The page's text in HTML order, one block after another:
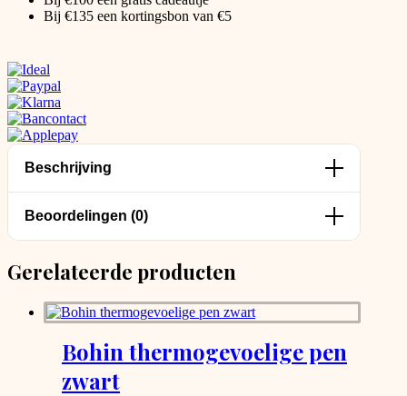
Bij €135 een kortingsbon van €5
Beschrijving
Beoordelingen (0)
Gerelateerde producten
Bohin thermogevoelige pen
zwart